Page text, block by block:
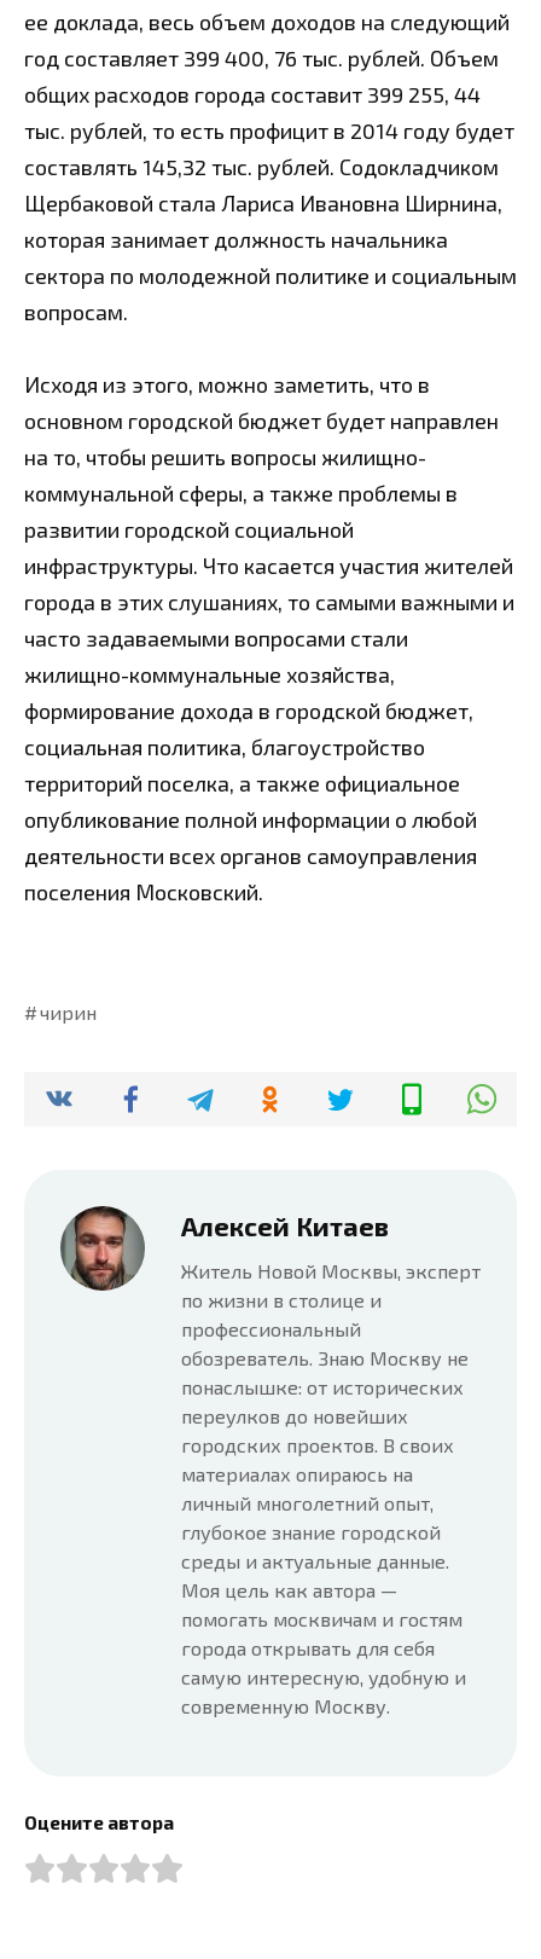
ее доклада, весь объем доходов на следующий
год составляет 399 400, 76 тыс. рублей. Объем
общих расходов города составит 399 255, 44
тыс. рублей, то есть профицит в 2014 году будет
составлять 145,32 тыс. рублей. Содокладчиком
Щербаковой стала Лариса Ивановна Ширнина,
которая занимает должность начальника
сектора по молодежной политике и социальным
вопросам.
Исходя из этого, можно заметить, что в
основном городской бюджет будет направлен
на то, чтобы решить вопросы жилищно-
коммунальной сферы, а также проблемы в
развитии городской социальной
инфраструктуры. Что касается участия жителей
города в этих слушаниях, то самыми важными и
часто задаваемыми вопросами стали
жилищно-коммунальные хозяйства,
формирование дохода в городской бюджет,
социальная политика, благоустройство
территорий поселка, а также официальное
опубликование полной информации о любой
деятельности всех органов самоуправления
поселения Московский.
чирин
Алексей Китаев
Житель Новой Москвы, эксперт
по жизни в столице и
профессиональный
обозреватель. Знаю Москву не
понаслышке: от исторических
переулков до новейших
городских проектов. В своих
материалах опираюсь на
личный многолетний опыт,
глубокое знание городской
среды и актуальные данные.
Моя цель как автора —
помогать москвичам и гостям
города открывать для себя
самую интересную, удобную и
современную Москву.
Оцените автора